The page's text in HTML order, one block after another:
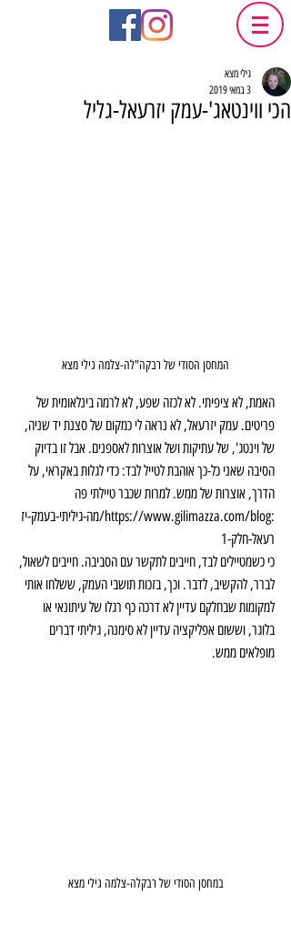
הכי ווינטאג'-עמק יזרעאל-גליל
גילי מצא
3 במאי 2019
המחסן הסודי של רבקה"לה-צלמה גילי מצא
האמת, לא ציפיתי. לא לכזה שפע, לא לרמה בינלאומית של
פריטים. עמק יזרעאל, לא נראה לי כמקום של סצנת יד שניה,
של וינטג', של עתיקות ושל אוצרות לאספנים. אבל זו בדיוק
הסיבה שאני כל-כך אוהבת לטייל לבד: כדי לגלות באקראי, על
הדרך, אוצרות של ממש. למרות שכבר טיילתי פה
:https://www.gilimazza.com/blog/מה-גיליתי-בעמק-יז
רעאל-חלק-1
כי כשמטיילים לבד, חייבים לתקשר עם הסביבה. חייבים לשאול,
לברר, להקשיב, לדבר. וכך, בזכות תושבי העמק, ששלחו אותי
למקומות שבחלקם עדיין לא דרכה כף רגלו של עיתונאי או
בלוגר, וששום אפליקציה עדיין לא סימנה, גיליתי דברים
מופלאים ממש.
במחסן הסודי של רבקלה-צלמה גילי מצא